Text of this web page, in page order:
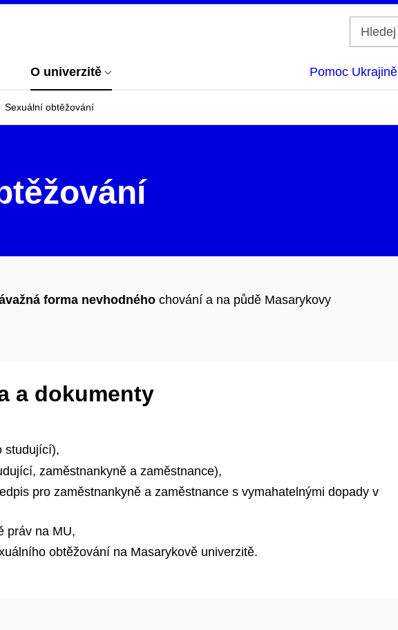
O univerzitě Pomoc Ukrajině
Sexuální obtěžování
forma nevhodného chování a na půdě Masarykovy
a dokumenty
studující),
zaměstnankyně a zaměstnance),
pro zaměstnankyně a zaměstnance s vymahatelnými dopady v
práv na MU,
obtěžování na Masarykově univerzitě.